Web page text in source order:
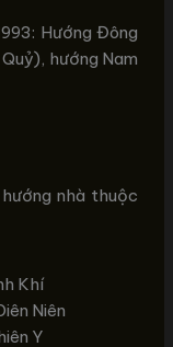
Hướng Đông
hướng Nam
nhà thuộc
Khí
Niên
Y